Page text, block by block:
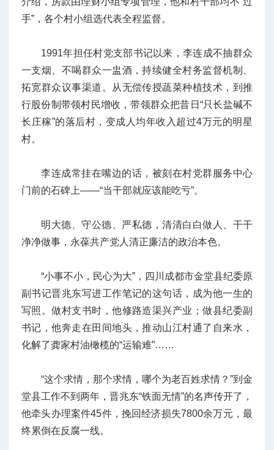
手”，各个村小组选代表全程监督。
1991年担任村党支部书记以来，李连成不抽群众
一支烟、不喝群众一盅酒，持续健全村务监督机制、
拓宽群众议事渠道。从无偿传授蔬菜种植技术，到推
行股份制带领村民增收，带领群众把昔日“只长盐碱不
长庄稼”的落后村，变成人均年收入超过4万元的明星
村。
李连成常挂在嘴边的话，被刻在村党群服务中心
门前的石碑上——“当干部就应该能吃亏”。
明大德、守公德、严私德，清清白白做人、干干
净净做事，永葆共产党人清正廉洁的政治本色。
“小事不小，民心为大”，四川成都市金堂县纪委原
副书记晋兆东写进工作笔记的这句话，成为他一生的
写照。做村支书时，他修路造渠兴产业；做县纪委副
书记，他奔走在田间地头，推动山江村通了自来水，
化解了龚家村油橄榄的“运输难”……
“这个求情，那个求情，哪个为老百姓求情？”到金
堂县工作不到两年，晋兆东“铁面无情”的名声传开了，
他牵头办理案件45件，挽回经济损失7800余万元，最
终累倒在反腐一线。